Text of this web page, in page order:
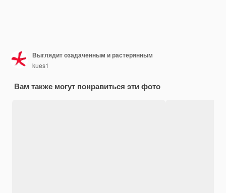
Выглядит озадаченным и растерянным
kues1
Вам также могут понравиться эти фото